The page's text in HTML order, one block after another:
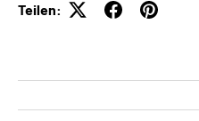
Teilen: